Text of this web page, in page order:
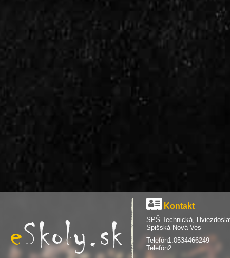
Kontakt
SPŠ Technická,
Spišská Nová Ves
Telefón1:0534466249
Telefón2: